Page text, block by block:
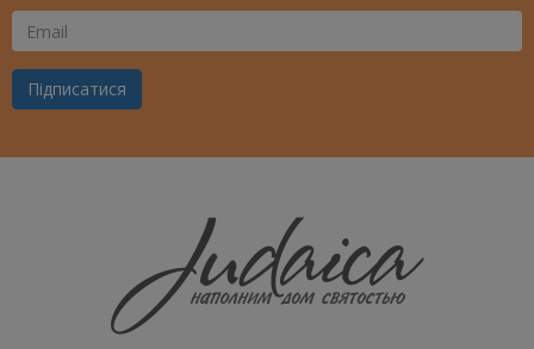
Ваш
Email
Підписатися